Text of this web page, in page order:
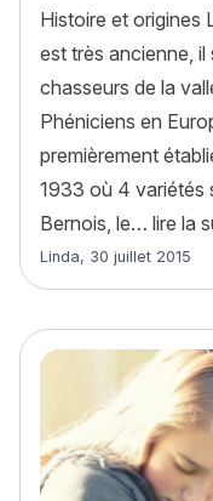
Histoire et origines
est très ancienne,
chasseurs de la
Phéniciens en
premièrement
1933 où 4 variétés
Bernois, le… lire la
Article rédigé par
Linda, 30 juillet 2015